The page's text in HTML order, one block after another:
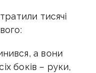
тисячі
а вони
боків – руки,